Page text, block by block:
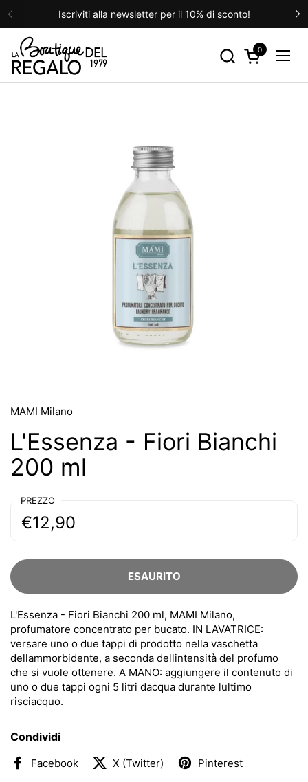
Passa ai contenuti
Precedente
Iscriviti alla newsletter per il 10% di sconto!
Apri carrello
0
Apri
MAMI Milano
L'Essenza - Fiori Bianchi
200 ml
PREZZO
€12,90
ESAURITO
L'Essenza - Fiori Bianchi 200 ml, MAMI Milano,
profumatore concentrato per bucato. IN LAVATRICE:
versare uno o due tappi di prodotto nella vaschetta
dellammorbidente, a seconda dellintensità del profumo
che si vuole ottenere. A MANO: aggiungere il contenuto di
uno o due tappi ogni 5 litri dacqua durante lultimo
risciacquo.
Condividi
Facebook X (Twitter) Pinterest